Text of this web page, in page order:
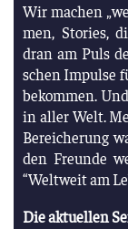
Wir machen
men, Sto­ries,
dran am Puls
schen Impul­se
bekom­men.
in aller Welt.
Berei­che­rung
den Freun­de
“Welt­weit am
Die aktu­el­len